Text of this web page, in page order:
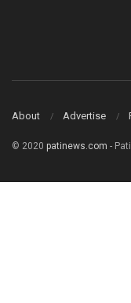
About Advertise
© 2020 patinews.com -